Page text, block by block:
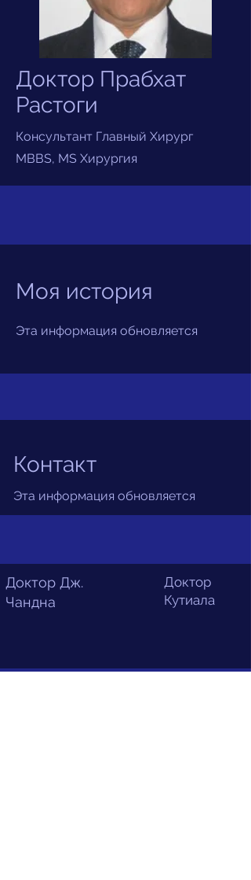
Доктор Прабхат
Растоги
Консультант Главный Хирург
MBBS, MS Хирургия
Моя история
Эта информация обновляется
Контакт
Эта информация обновляется
Доктор Дж.
Чандна
Доктор
Кутиала